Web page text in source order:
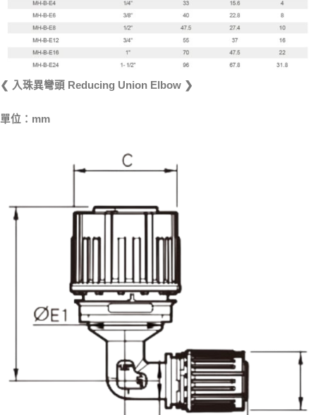
❮ 入珠異彎頭 Reducing Union Elbow ❯
單位：mm